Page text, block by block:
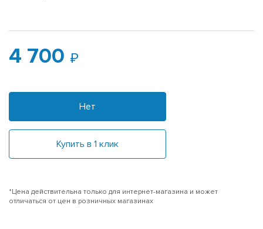
4 700
Нет
Купить в 1 клик
*Цена действительна только для интернет-магазина и может
отличаться от цен в розничных магазинах